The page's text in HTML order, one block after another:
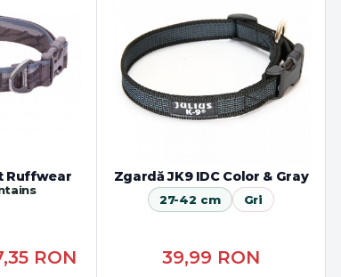
Ruffwear
RON
Zgardă JK9 IDC Color & Gray
27-42 cm Gri
39,99 RON